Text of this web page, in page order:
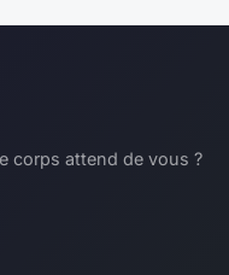
corps attend de vous ?